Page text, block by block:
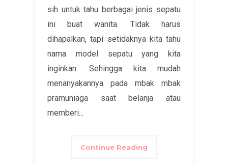
sih untuk tahu berbagai jenis sepatu
ini buat wanita. Tidak harus
dihapalkan, tapi setidaknya kita tahu
nama model sepatu yang kita
inginkan. Sehingga kita mudah
menanyakannya pada mbak mbak
pramuniaga saat belanja atau
memberi...
Continue Reading